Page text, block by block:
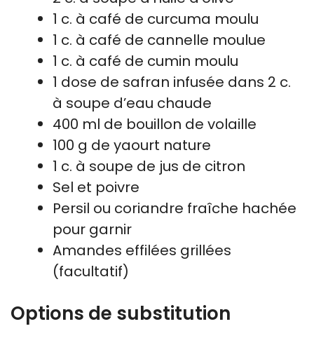
1 c. à café de curcuma moulu
1 c. à café de cannelle moulue
1 c. à café de cumin moulu
1 dose de safran infusée dans 2 c.
à soupe d’eau chaude
400 ml de bouillon de volaille
100 g de yaourt nature
1 c. à soupe de jus de citron
Sel et poivre
Persil ou coriandre fraîche hachée
pour garnir
Amandes effilées grillées
(facultatif)
Options de substitution